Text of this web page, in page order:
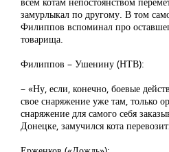
замурлыкал по другому. В том
Филиппов вспоминал про
товарища.
Филиппов – Ушенину (НТВ):
– «Ну, если, конечно, боевые
свое снаряжение уже там, только
снаряжение для самого себя
Донецке, замучился кота